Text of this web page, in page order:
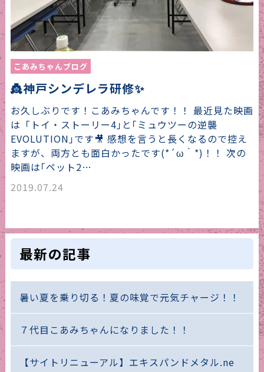
こあみちゃんブログ
👸神戸シンデレラ研修✨
お久しぶりです！こあみちゃんです！！ 最近見た映画
は「トイ・ストーリー4｣と｢ミュウツーの逆襲
EVOLUTION｣です🎥 感想を言うと長くなるので控え
ますが、両方とも面白かったです(*´ω｀*)！！ 次の
映画は｢ペット2…
2019.07.24
最新の記事
暑い夏を乗り切る！夏の味覚で元気チャージ！！
７代目こあみちゃんになりました！！
【サイトリニューアル】エキスパンドメタル.ne